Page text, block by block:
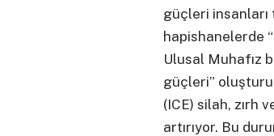
güçleri insanları
hapishanelerde
Ulusal Muhafız
güçleri”
(ICE) silah, zırh
artırıyor. Bu